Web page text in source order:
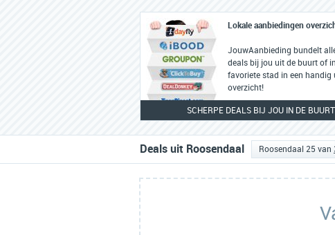
Lokale aanbiedingen
JouwAanbieding bundelt
deals bij jou uit de buurt of
favoriete stad in een
overzicht!
SCHERPE DEALS BIJ JOU IN DE BUURT
Deals uit Roosendaal Roosendaal 25 van